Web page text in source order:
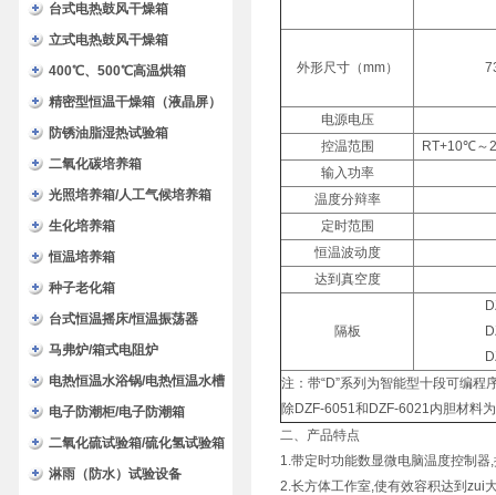
台式电热鼓风干燥箱
立式电热鼓风干燥箱
400℃、500℃高温烘箱
精密型恒温干燥箱（液晶屏）
防锈油脂湿热试验箱
二氧化碳培养箱
光照培养箱/人工气候培养箱
生化培养箱
恒温培养箱
种子老化箱
台式恒温摇床/恒温振荡器
马弗炉/箱式电阻炉
电热恒温水浴锅/电热恒温水槽
电子防潮柜/电子防潮箱
二氧化硫试验箱/硫化氢试验箱
淋雨（防水）试验设备
外形尺寸（mm）
电源电压
控温范围
RT+10℃～
输入功率
温度分辩率
定时范围
恒温波动度
达到真空度
隔板
注：带“D”系列为智能型十段可编程
除DZF-6051和DZF-6021内胆材料
二、 产品特点
1.带定时功能数显微电脑温度控制器
2.长方体工作室,使有效容积达到zui